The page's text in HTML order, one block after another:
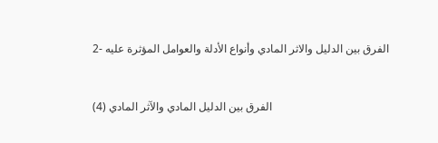
2- الفرق بين الدليل والاثر المادي وأنواع الأدلة والعوامل المؤثرة عليه
(4) الفرق بين الدليل المادي والآثر المادي